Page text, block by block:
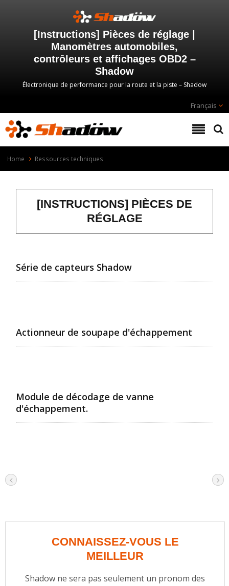
[Instructions] Pièces de réglage |
Manomètres automobiles,
contrôleurs et affichages OBD2 –
Shadow
Électronique de performance pour la route et la piste – Shadow
Français
Home Ressources techniques
[INSTRUCTIONS] PIÈCES DE
RÉGLAGE
Série de capteurs Shadow
Actionneur de soupape d'échappement
Module de décodage de vanne
d'échappement.
CONNAISSEZ-VOUS LE
MEILLEUR
Shadow ne sera pas seulement un pronom des